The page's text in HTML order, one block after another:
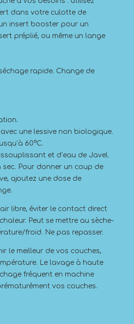
dans votre culotte de
insert booster pour un
préplié, ou même un lange
rapide. Change de
une lessive non biologique.
60°C.
et d’eau de Javel.
Pour donner un coup de
ajoutez une dose de
libre, éviter le contact direct
Peut se mettre au sèche-
froid. Ne pas repasser.
le meilleur de vos couches,
Le lavage à haute
fréquent en machine
vos couches.